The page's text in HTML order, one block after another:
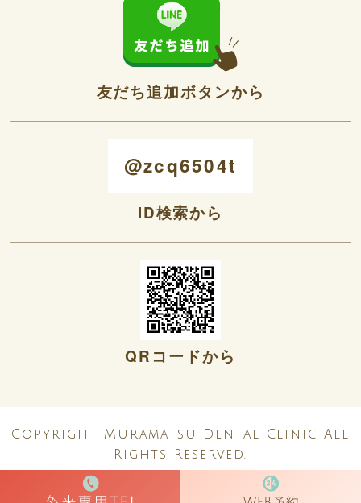
友だち追加ボタンから
@zcq6504t
ID検索から
QRコードから
Copyright Muramatsu Dental Clinic All
Rights Reserved.
0797-26-1081